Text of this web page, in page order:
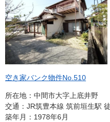
空き家バンク物件No.510
所在地：中間市大字上底井野
交通：JR筑豊本線 筑前垣生駅
築年月：1978年6月